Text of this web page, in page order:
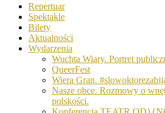
Teatr
Polski
Poznaniu
Repertuar
Spektakle
Bilety
Aktualności
Wydarzenia
Wuchta Wiary. Portret
QueerFest
Wiera Gran.
Nasze obce. Rozmowy o
polskości.